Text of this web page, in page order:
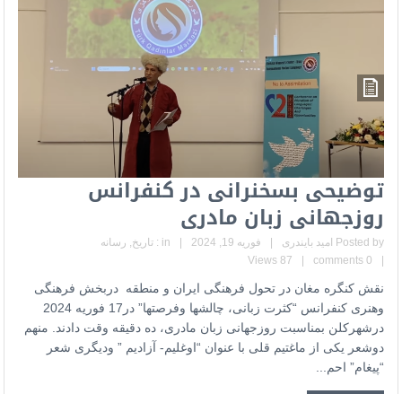
توضیحی بسخنرانی در کنفرانس
روزجهانی زبان مادری
Posted by امید بایندری فوریه 19, 2024 in : تاریخ, رسانه
0 comments
87 Views
نقش کنگره مغان در تحول فرهنگی ایران و منطقه دربخش فرهنگی
وهنری کنفرانس “کثرت زبانی، چالشها وفرصتها” در17 فوریه 2024
درشهرکلن بمناسبت روزجهانی زبان مادری، ده دقیقه وقت دادند. منهم
دوشعر یکی از ماغتیم قلی با عنوان “اوغلیم- آزادیم ” ودیگری شعر
“پیغام” احم...